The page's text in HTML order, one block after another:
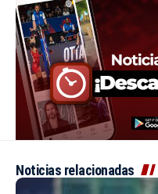
Noticias relacionadas